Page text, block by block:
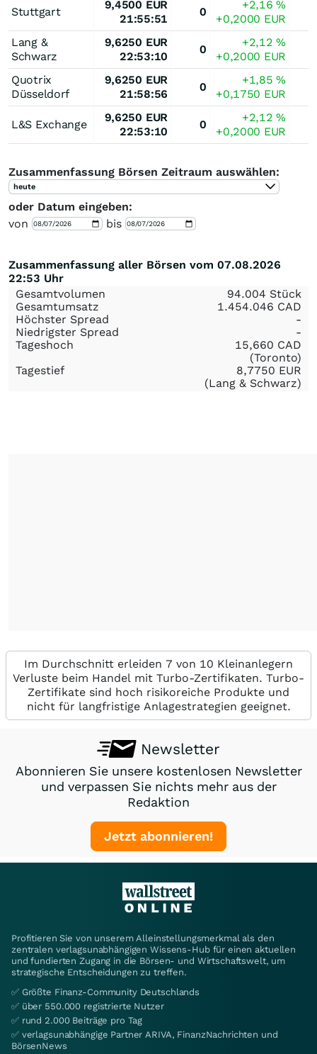
Stuttgart
9,4500 EUR
21:55:51
0
+2,16%
+0,2000 EUR
Lang &
Schwarz
9,6250 EUR
22:53:10
0
+2,12%
+0,2000 EUR
Quotrix
Düsseldorf
9,6250 EUR
21:58:56
0
+1,85%
+0,1750 EUR
L&S Exchange
9,6250 EUR
22:53:10
0
+2,12%
+0,2000 EUR
Zusammenfassung Börsen Zeitraum auswählen:
heute
oder Datum eingeben:
von
bis
Zusammenfassung aller Börsen vom 07.08.2026
22:53 Uhr
Gesamtvolumen
94.004 Stück
Gesamtumsatz
1.454.046 CAD
Höchster Spread
-
Niedrigster Spread
-
Tageshoch
15,660 CAD
(Toronto)
Tagestief
8,7750 EUR
(Lang & Schwarz)
Im Durchschnitt erleiden 7 von 10 Kleinanlegern
Verluste beim Handel mit Turbo-Zertifikaten. Turbo-
Zertifikate sind hoch risikoreiche Produkte und
nicht für langfristige Anlagestrategien geeignet.
Newsletter
Abonnieren Sie unsere kostenlosen Newsletter
und verpassen Sie nichts mehr aus der
Redaktion
Jetzt abonnieren!
Profitieren Sie von unserem Alleinstellungsmerkmal als den
zentralen verlagsunabhängigen Wissens-Hub für einen aktuellen
und fundierten Zugang in die Börsen- und Wirtschaftswelt, um
strategische Entscheidungen zu treffen.
✅ Größte Finanz-Community Deutschlands
✅ über 550.000 registrierte Nutzer
✅ rund 2.000 Beiträge pro Tag
✅ verlagsunabhängige Partner ARIVA, FinanzNachrichten und
BörsenNews